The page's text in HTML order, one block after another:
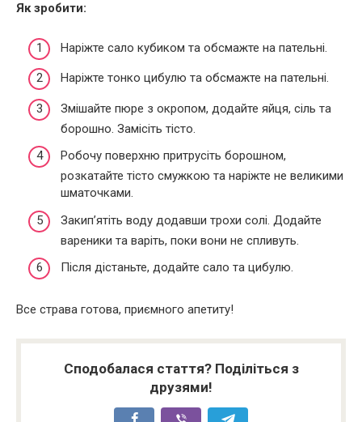
Як зробити:
Наріжте сало кубиком та обсмажте на пательні.
Наріжте тонко цибулю та обсмажте на пательні.
Змішайте пюре з окропом, додайте яйця, сіль та
борошно. Замісіть тісто.
Робочу поверхню притрусіть борошном,
розкатайте тісто смужкою та наріжте не великими
шматочками.
Закип’ятіть воду додавши трохи солі. Додайте
вареники та варіть, поки вони не спливуть.
Після дістаньте, додайте сало та цибулю.
Все страва готова, приємного апетиту!
Сподобалася стаття? Поділіться з
друзями!